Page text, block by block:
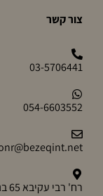
צור קשר
03-5706441
054-6603552
aronr@bezeqint.net
רח' רבי עקיבא 65 בני ברק